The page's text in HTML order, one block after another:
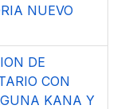
NUEVO
DE
CON
KANA Y